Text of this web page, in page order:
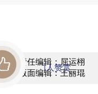
责任编辑：屈运栩
版面编辑：王丽琨
1人赞赏